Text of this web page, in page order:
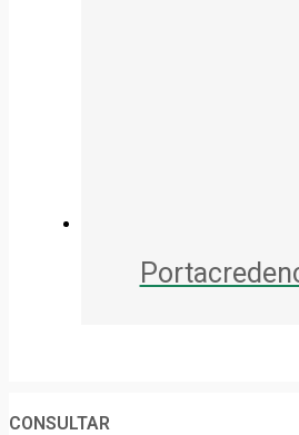
CONSULTAR